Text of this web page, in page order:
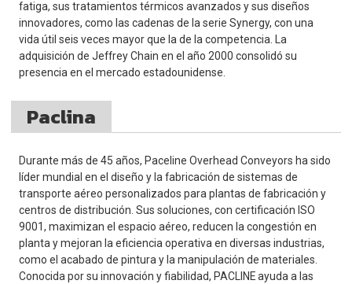
fatiga, sus tratamientos térmicos avanzados y sus diseños
innovadores, como las cadenas de la serie Synergy, con una
vida útil seis veces mayor que la de la competencia. La
adquisición de Jeffrey Chain en el año 2000 consolidó su
presencia en el mercado estadounidense.
Paclina
Durante más de 45 años, Paceline Overhead Conveyors ha sido
líder mundial en el diseño y la fabricación de sistemas de
transporte aéreo personalizados para plantas de fabricación y
centros de distribución. Sus soluciones, con certificación ISO
9001, maximizan el espacio aéreo, reducen la congestión en
planta y mejoran la eficiencia operativa en diversas industrias,
como el acabado de pintura y la manipulación de materiales.
Conocida por su innovación y fiabilidad, PACLINE ayuda a las